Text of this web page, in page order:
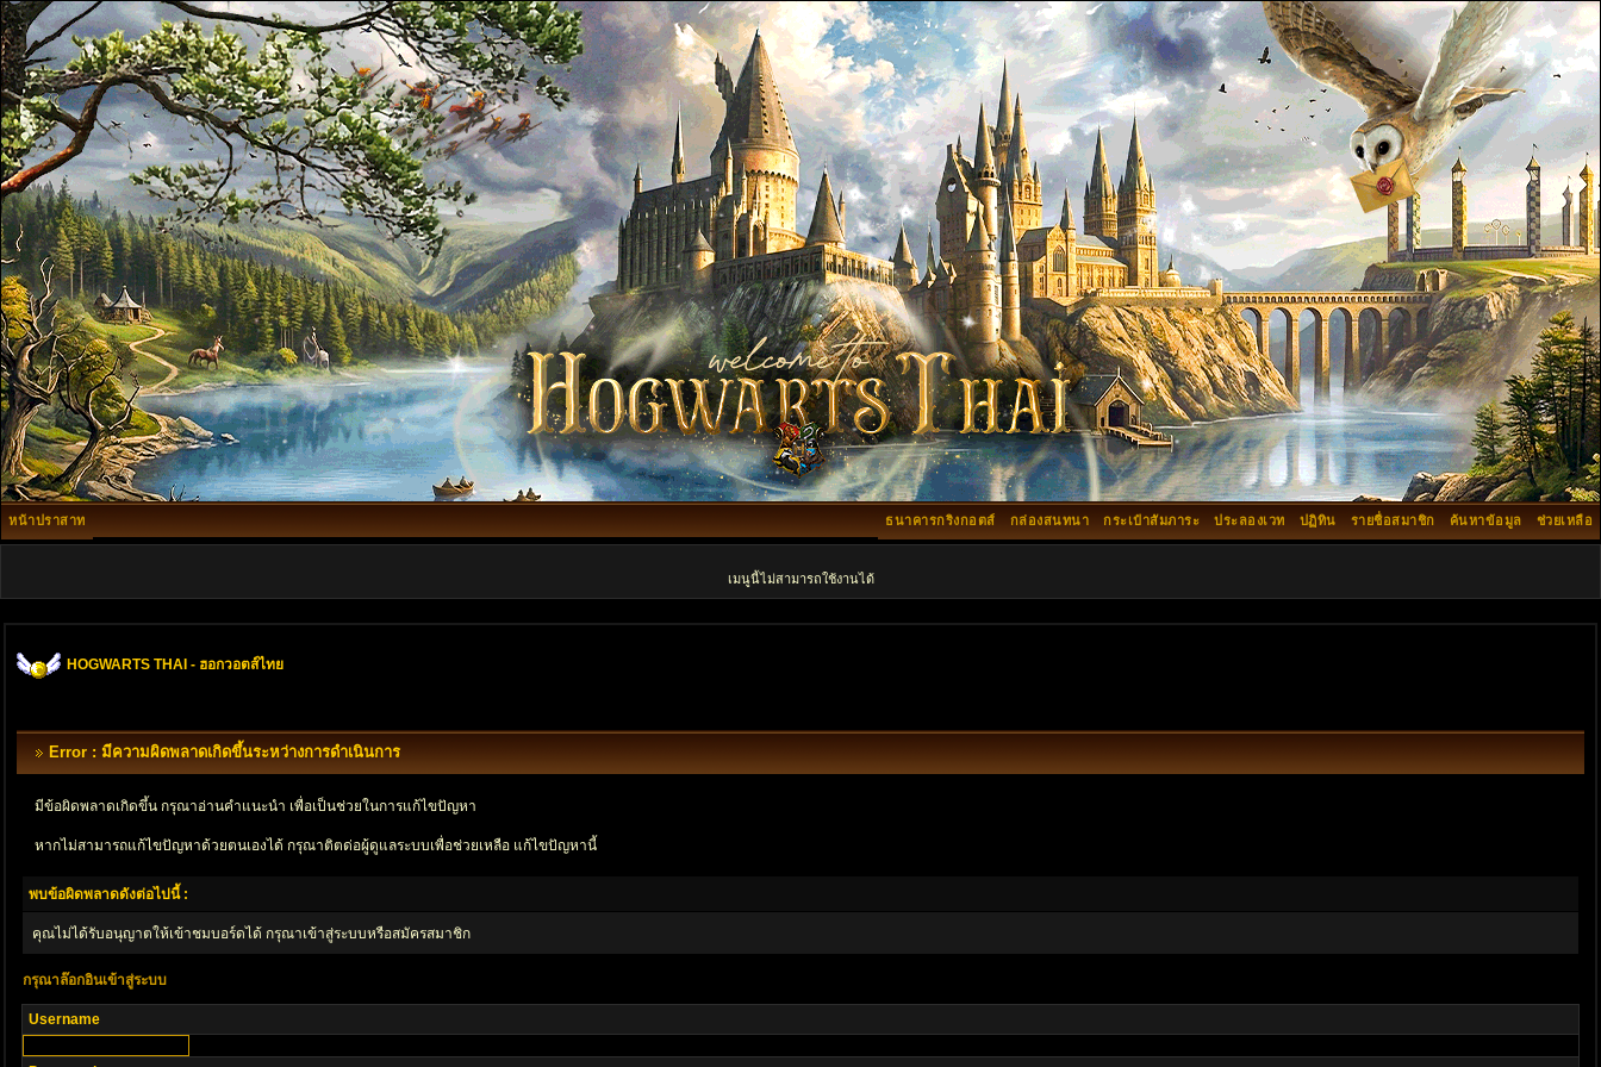
หน้าปราสาท ช่วยเหลือ
ค้นหาข้อมูล
รายชื่อสมาชิก
ปฏิทิน
ประลองเวท
กระเป๋าสัมภาระ
กล่องสนทนา
ธนาคารกริงกอตส์
เมนูนี้ไม่สามารถใช้งานได้
HOGWARTS THAI - ฮอกวอตส์ไทย
Error : มีความผิดพลาดเกิดขึ้นระหว่างการดำเนินการ
มีข้อผิดพลาดเกิดขึ้น กรุณาอ่านคำแนะนำ เพื่อเป็นช่วยในการแก้ไขปัญหา
หากไม่สามารถแก้ไขปัญหาด้วยตนเองได้ กรุณาติตด่อผู้ดูแลระบบเพื่อช่วยเหลือ แก้ไขปัญหานี้
พบข้อผิดพลาดดังต่อไปนี้ :
คุณไม่ได้รับอนุญาตให้เข้าชมบอร์ดได้ กรุณาเข้าสู่ระบบหรือสมัครสมาชิก
กรุณาล๊อกอินเข้าสู่ระบบ
Username